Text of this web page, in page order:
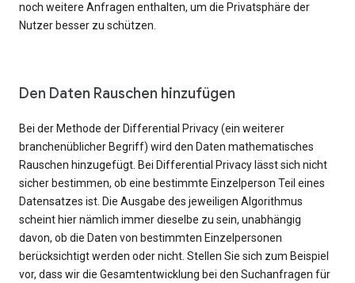
noch weitere Anfragen enthalten, um die Privatsphäre der
Nutzer besser zu schützen.
Den Daten Rauschen hinzufügen
Bei der Methode der Differential Privacy (ein weiterer
branchenüblicher Begriff) wird den Daten mathematisches
Rauschen hinzugefügt. Bei Differential Privacy lässt sich nicht
sicher bestimmen, ob eine bestimmte Einzelperson Teil eines
Datensatzes ist. Die Ausgabe des jeweiligen Algorithmus
scheint hier nämlich immer dieselbe zu sein, unabhängig
davon, ob die Daten von bestimmten Einzelpersonen
berücksichtigt werden oder nicht. Stellen Sie sich zum Beispiel
vor, dass wir die Gesamtentwicklung bei den Suchanfragen für